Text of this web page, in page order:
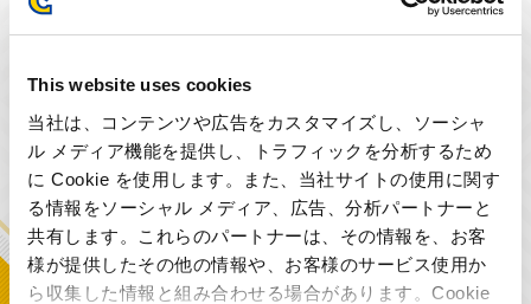
This website uses cookies
当社は、コンテンツや広告をカスタマイズし、ソーシャ
ル メディア機能を提供し、トラフィックを分析するため
に Cookie を使用します。また、当社サイトの使用に関す
る情報をソーシャル メディア、広告、分析パートナーと
共有します。これらのパートナーは、その情報を、お客
様が提供したその他の情報や、お客様のサービス使用か
ら収集した情報と組み合わせる場合があります。Cookie
バイオハザード5 オリジナル・
サウンドトラック
2009.03.05
ストリートファイターIV オリジ
ナル・サウンドトラック
2009.02.25